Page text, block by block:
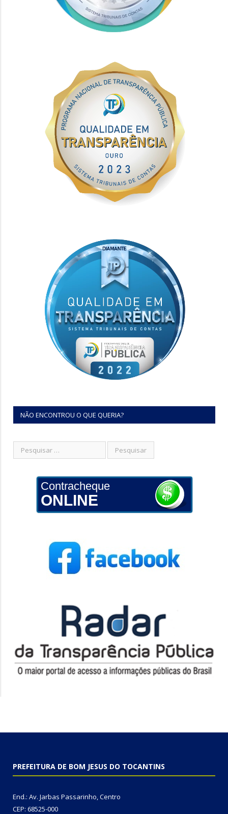
NÃO ENCONTROU O QUE QUERIA?
Contracheque
ONLINE
PREFEITURA DE BOM JESUS DO TOCANTINS
End.: Av. Jarbas Passarinho, Centro
CEP: 68525-000